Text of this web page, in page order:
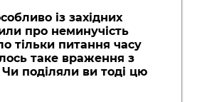
із західних
про неминучість
тільки питання часу
таке враження з
Чи поділяли ви тоді цю